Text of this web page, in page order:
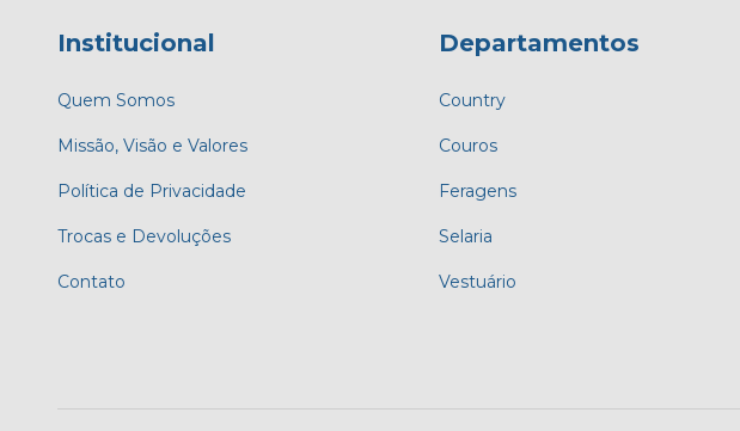
Institucional
Quem Somos
Missão, Visão e Valores
Política de Privacidade
Trocas e Devoluções
Contato
Departamentos
Country
Couros
Feragens
Selaria
Vestuário